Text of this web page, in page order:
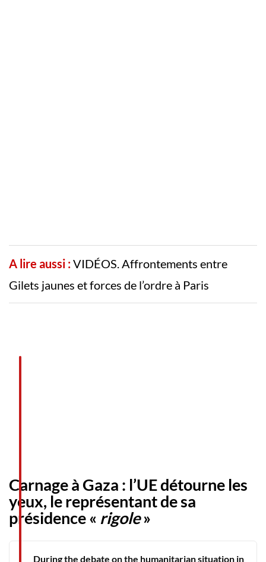
A lire aussi :VIDÉOS. Affrontements entre
Gilets jaunes et forces de l’ordre à Paris
Carnage à Gaza : l’UE détourne les
yeux, le représentant de sa
présidence « rigole»
During the debate on the humanitarian situation in